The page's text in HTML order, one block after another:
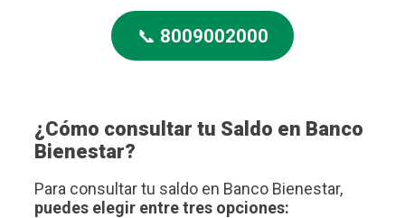
📞 8009002000
¿Cómo consultar tu Saldo en Banco
Bienestar?
Para consultar tu saldo en Banco Bienestar,
puedes elegir entre tres opciones: